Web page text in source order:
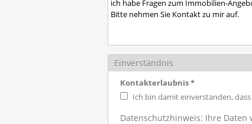
Einverständnis
Kontakterlaubnis*
Ich bin damit einverstanden,
Datenschutzhinweis: Ihre